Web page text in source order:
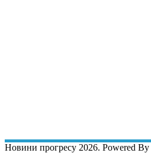
Новини прогресу 2026. Powered By